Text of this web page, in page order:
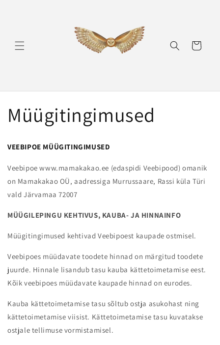
Ostukorv
Müügitingimused
VEEBIPOE MÜÜGITINGIMUSED
Veebipoe www.mamakakao.ee (edaspidi Veebipood) omanik
on Mamakakao OÜ, aadressiga Murrussaare, Rassi küla Türi
vald Järvamaa 72007
MÜÜGILEPINGU KEHTIVUS, KAUBA- JA HINNAINFO
Müügitingimused kehtivad Veebipoest kaupade ostmisel.
Veebipoes müüdavate toodete hinnad on märgitud toodete
juurde. Hinnale lisandub tasu kauba kättetoimetamise eest.
Kõik veebipoes müüdavate kaupade hinnad on eurodes.
Kauba kättetoimetamise tasu sõltub ostja asukohast ning
kättetoimetamise viisist. Kättetoimetamise tasu kuvatakse
ostjale tellimuse vormistamisel.